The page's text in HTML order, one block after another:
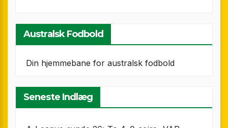
Australsk Fodbold
Din hjemmebane for australsk fodbold
Seneste Indlæg